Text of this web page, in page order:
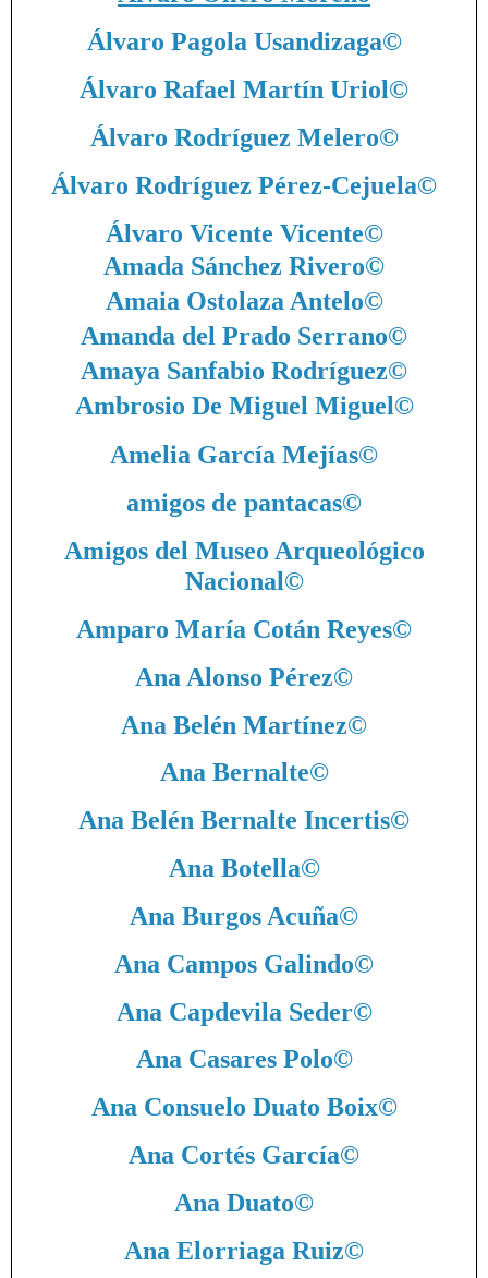
Álvaro Pagola Usandizaga©
Álvaro Rafael Martín Uriol ©
Álvaro Rodríguez Melero©
Álvaro Rodríguez Pérez-Cejuela©
Álvaro Vicente Vicente©
Amada Sánchez Rivero©
Amaia Ostolaza Antelo©
Amanda del Prado Serrano©
Amaya Sanfabio Rodríguez©
Ambrosio De Miguel Miguel©
Amelia García Mejías©
amigos de pantacas©
Amigos del Museo Arqueológico
Nacional ©
Amparo María Cotán Reyes©
Ana Alonso Pérez©
Ana Belén Martínez©
Ana Bernalte©
Ana Belén Bernalte Incertis©
Ana Botella©
Ana Burgos Acuña©
Ana Campos Galindo©
Ana Capdevila Seder©
Ana Casares Polo©
Ana Consuelo Duato Boix©
Ana Cortés García©
Ana Duato©
Ana Elorriaga Ruiz©